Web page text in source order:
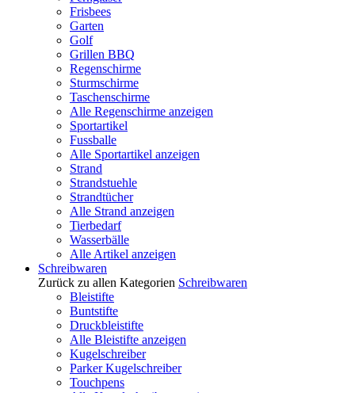
Frisbees
Garten
Golf
Grillen BBQ
Regenschirme
Sturmschirme
Taschenschirme
Alle Regenschirme anzeigen
Sportartikel
Fussballe
Alle Sportartikel anzeigen
Strand
Strandstuehle
Strandtücher
Alle Strand anzeigen
Tierbedarf
Wasserbälle
Alle Artikel anzeigen
Schreibwaren
Zurück zu allen Kategorien Schreibwaren
Bleistifte
Buntstifte
Druckbleistifte
Alle Bleistifte anzeigen
Kugelschreiber
Parker Kugelschreiber
Touchpens